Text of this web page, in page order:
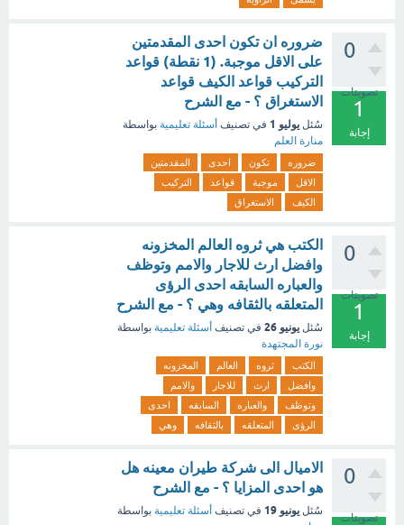
0
تصويتات
1
إجابة
ضروره ان تكون احدى المقدمتين
على الاقل موجبة. (1 نقطة) قواعد
التركيب قواعد الكيف قواعد
الاستغراق ؟ - مع الشرح
سُئل يوليو 1 في تصنيف أسئلة تعليمية بواسطة
منارة العلم
ضروره تكون احدى
المقدمتين
الاقل
موجبة قواعد
التركيب
الكيف
الاستغراق
0
تصويتات
1
إجابة
الكتب هي ثروه العالم المخزونه
وافضل ارث للاجار والامم وتوظف
والعباره السابقه احدى الرؤى
المتعلقه بالثقافه وهي ؟ - مع الشرح
سُئل يونيو 26 في تصنيف أسئلة تعليمية بواسطة
نورة المجتهدة
الكتب ثروه العالم
المخزونه
وافضل
ارث للاجار
والامم
وتوظف
والعباره السابقه
احدى
الرؤى
المتعلقه بالثقافه وهي
0
تصويتات
الاميال الى شركة طيران معينه هل
هو احدى المزايا ؟ - مع الشرح
سُئل يونيو 19 في تصنيف أسئلة تعليمية بواسطة